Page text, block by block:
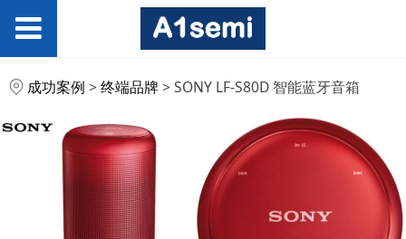
SONY LF-S80D 智能蓝
牙音箱
成功案例 >终端品牌>SONY LF-S80D 智能蓝牙音箱